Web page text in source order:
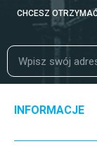
CHCESZ
INFORMACJE